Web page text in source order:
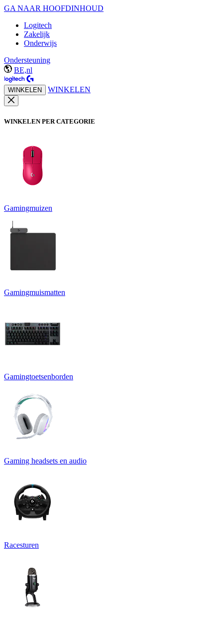
GA NAAR HOOFDINHOUD
Logitech
Zakelijk
Onderwijs
Ondersteuning
BE,nl
WINKELEN WINKELEN
WINKELEN PER CATEGORIE
Gamingmuizen
Gamingmuismatten
Gamingtoetsenborden
Gaming headsets en audio
Racesturen